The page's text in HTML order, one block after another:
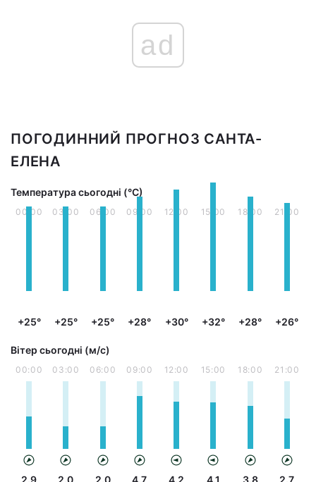
ad
ПОГОДИННИЙ ПРОГНОЗ САНТА-
ЕЛЕНА
Температура сьогодні (°С)
00:00
+25°
03:00
+25°
06:00
+25°
09:00
+28°
12:00
+30°
15:00
+32°
18:00
+28°
21:00
+26°
Вітер сьогодні (м/с)
00:00
2.9
03:00
2.0
06:00
2.0
09:00
4.7
12:00
4.2
15:00
4.1
18:00
3.8
21:00
2.7